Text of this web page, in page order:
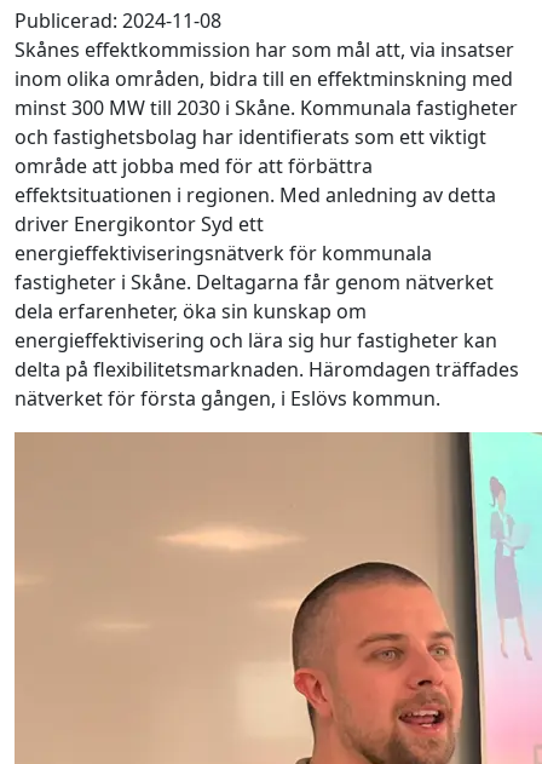
Publicerad: 2024-11-08
Skånes effektkommission har som mål att, via insatser
inom olika områden, bidra till en effektminskning med
minst 300 MW till 2030 i Skåne. Kommunala fastigheter
och fastighetsbolag har identifierats som ett viktigt
område att jobba med för att förbättra
effektsituationen i regionen. Med anledning av detta
driver Energikontor Syd ett
energieffektiviseringsnätverk för kommunala
fastigheter i Skåne. Deltagarna får genom nätverket
dela erfarenheter, öka sin kunskap om
energieffektivisering och lära sig hur fastigheter kan
delta på flexibilitetsmarknaden. Häromdagen träffades
nätverket för första gången, i Eslövs kommun.